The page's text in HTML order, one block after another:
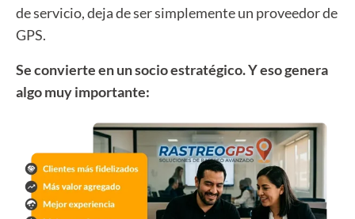
de servicio, deja de ser simplemente un proveedor de
GPS.
Se convierte en un socio estratégico. Y eso genera
algo muy importante: